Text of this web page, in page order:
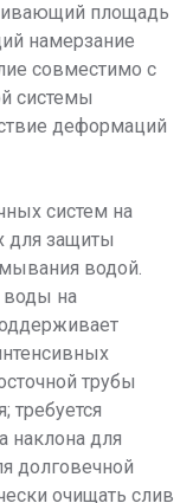
площадь
намерзание
совместимо с
системы
деформаций
систем на
для защиты
водой.
воды на
трубы
требуется
наклона для
долговечной
очищать слив